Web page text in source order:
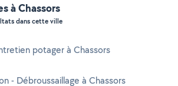
à Chassors
dans cette ville
potager à Chassors
- Débroussaillage à Chassors